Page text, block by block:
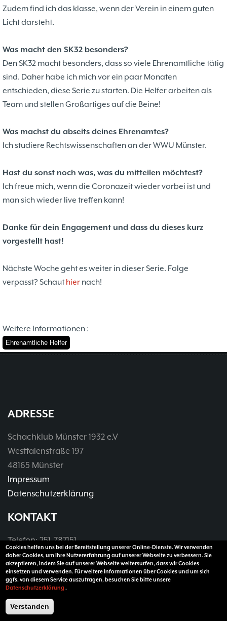
Zudem find ich das klasse, wenn der Verein in einem guten
Licht darsteht.
Was macht den SK32 besonders?
Den SK32 macht besonders, dass so viele Ehrenamtliche tätig
sind. Daher habe ich mich vor ein paar Monaten
entschieden, diese Serie zu starten. Die Helfer arbeiten als
Team und stellen Großartiges auf die Beine!
Was machst du abseits deines Ehrenamtes?
Ich studiere Rechtswissenschaften an der WWU Münster.
Hast du sonst noch was, was du mitteilen möchtest?
Ich freue mich, wenn die Coronazeit wieder vorbei ist und
man sich wieder live treffen kann!
Danke für dein Engagement und dass du dieses kurz
vorgestellt hast!
Nächste Woche geht es weiter in dieser Serie. Folge
verpasst? Schauthier nach!
Weitere Informationen :
Ehrenamtliche Helfer
ADRESSE
Schachklub Münster 1932 e.V
Westfalenstraße 197
48165 Münster
Impressum
Datenschutzerklärung
KONTAKT
Telefon: 251-787151
Telefax: 251-3907990
E-Mail:vorsitzender@sk32.de
Cookies helfen uns bei der Bereitstellung unserer Online-Dienste. Wir verwenden
daher Cookies, um Ihre Nutzererfahrung auf unserer Webseite zu verbessern. Sie
akzeptieren, indem Sie auf unserer Webseite weitersurfen, dass wir Cookies
einsetzen und verwenden. Für weitere Informationen über Cookies und um sich
ggfs. von diesem Service auszutragen, besuchen Sie bitte unsere
Datenschutzerklärung .
Verstanden